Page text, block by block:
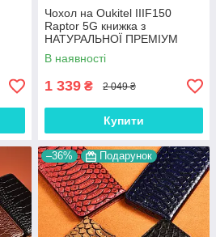
Чохол на Oukitel IIIF150
Raptor 5G книжка з
НАТУРАЛЬНОЇ ПРЕМІУМ
ШКІРИ із підставкою
протиударний магнітний
В наявності
1 339 ₴ 2 049 ₴
Купити
–36% Подарунок